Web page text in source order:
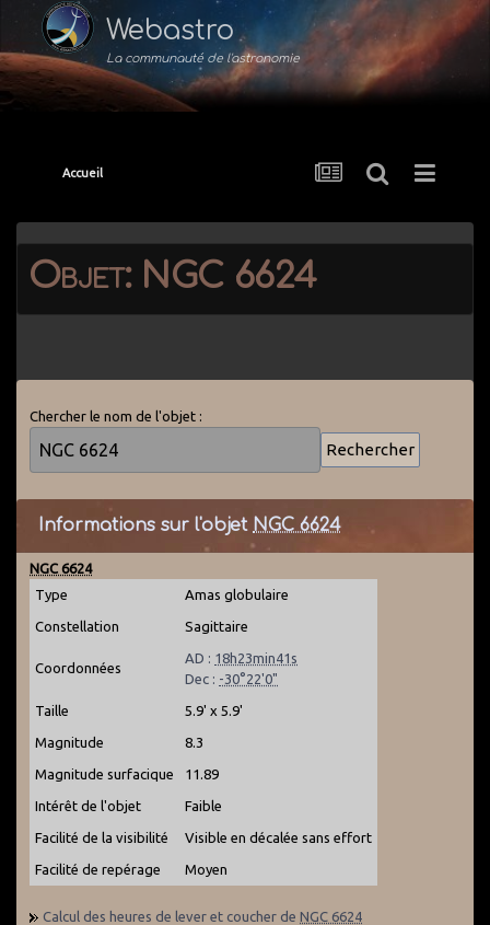
Webastro
La communauté de l'astronomie
Accueil
Objet: NGC 6624
Chercher le nom de l'objet :
Informations sur l'objet NGC 6624
NGC 6624
Type
Amas globulaire
Constellation Sagittaire
Coordonnées
AD : 18h23min41s
Dec : -30°22'0"
Taille 5.9' x 5.9'
Magnitude 8.3
Magnitude surfacique 11.89
Intérêt de l'objet Faible
Facilité de la visibilité Visible en décalée sans effort
Facilité de repérage Moyen
Calcul des heures de lever et coucher de NGC 6624